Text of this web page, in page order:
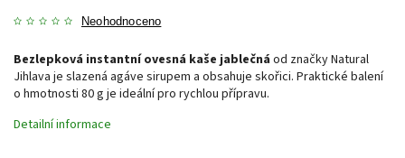
Neohodnoceno
Bezlepková instantní ovesná kaše jablečná od značky Natural
Jihlava je slazená agáve sirupem a obsahuje skořici. Praktické balení
o hmotnosti 80 g je ideální pro rychlou přípravu.
Detailní informace